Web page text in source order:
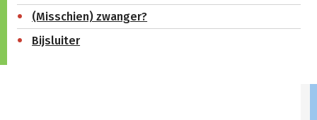
(Misschien) zwanger?
Bijsluiter